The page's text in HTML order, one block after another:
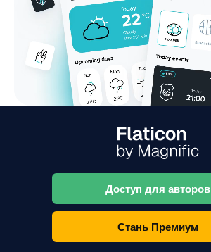
Доступ для авторов
Стань Премиум